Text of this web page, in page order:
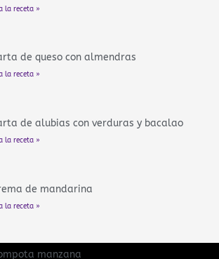
la receta »
de queso con almendras
la receta »
de alubias con verduras y bacalao
la receta »
de mandarina
la receta »
manzana